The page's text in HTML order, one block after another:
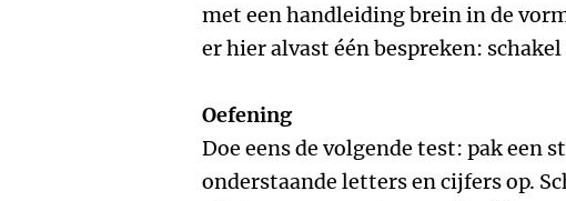
met een handleiding brein in de
er hier alvast één bespreken:
Oefening
Doe eens de volgende test: pak een
onderstaande letters en cijfers op.